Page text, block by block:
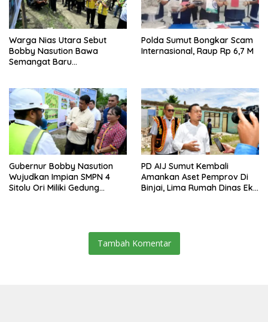
Warga Nias Utara Sebut
Bobby Nasution Bawa
Semangat Baru
Polda Sumut Bongkar Scam
Internasional, Raup Rp 6,7 M
Gubernur Bobby Nasution
Wujudkan Impian SMPN 4
Sitolu Ori Miliki Gedung
PD AIJ Sumut Kembali
Amankan Aset Pemprov Di
Binjai, Lima Rumah Dinas Eks
Tambah Komentar